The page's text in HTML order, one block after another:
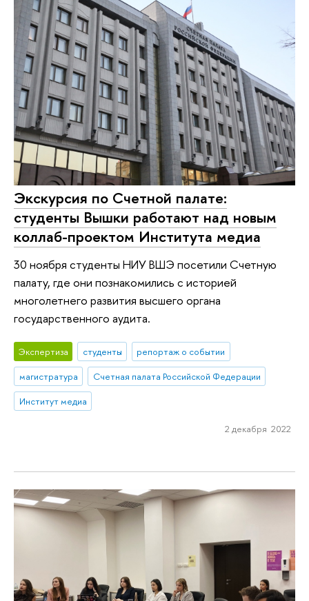
Экскурсия по Счетной палате:
студенты Вышки работают над новым
коллаб-проектом Института медиа
30 ноября студенты НИУ ВШЭ посетили Счетную
палату, где они познакомились с историей
многолетнего развития высшего органа
государственного аудита.
Экспертиза студенты
репортаж о событии
магистратура
Счетная палата Российской Федерации
Институт медиа
2 декабря 2022